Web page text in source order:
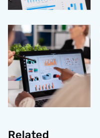
Related